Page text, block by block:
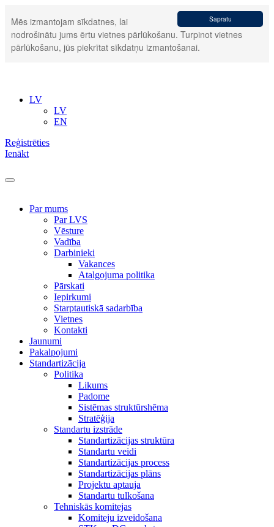
Sapratu
Mēs izmantojam sīkdatnes, lai
nodrošinātu jums ērtu vietnes pārlūkošanu. Turpinot vietnes
pārlūkošanu, jūs piekrītat sīkdatņu izmantošanai.
LV
LV
EN
Reģistrēties
Ienākt
Par mums
Par LVS
Vēsture
Vadība
Darbinieki
Vakances
Atalgojuma politika
Pārskati
Iepirkumi
Starptautiskā sadarbība
Vietnes
Kontakti
Jaunumi
Pakalpojumi
Standartizācija
Politika
Likums
Padome
Sistēmas struktūrshēma
Stratēģija
Standartu izstrāde
Standartizācijas struktūra
Standartu veidi
Standartizācijas process
Standartizācijas plāns
Projektu aptauja
Standartu tulkošana
Tehniskās komitejas
Komiteju izveidošana